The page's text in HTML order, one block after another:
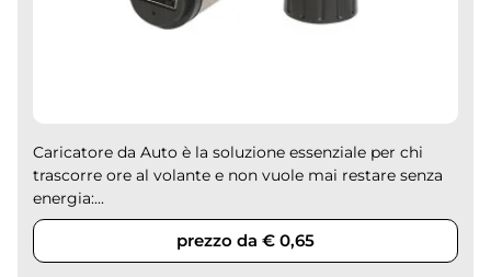
Caricatore da Auto è la soluzione essenziale per chi
trascorre ore al volante e non vuole mai restare senza
energia:...
prezzo da € 0,65